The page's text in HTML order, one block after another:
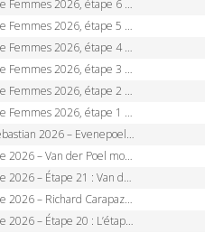
6 – Kim Le Court-Pienaar gagne à Tournon, Reusser en jaune
Vollering gagne à Belleville, Reusser en jaune, Ferrand-Prévot coule
4 – Marlen Reusser écrase le chrono, Ferrand-Prévot en crise
– Sigrid Haugset en solitaire, 88 km d’échappée, maillot jaune
– Lorena Wiebes doublé à Genève, Markus héroïque, 7e record
– Lorena Wiebes intouchable à Lausanne, premier maillot jaune
recordman, 4e victoire, Carapaz battu au sprint
monumental à Paris, Pogacar égale le record des cinq sacres
Pogacar, qui succédera à Wout van Aert sur les Champs-Elysées ?
roi des Alpes, doublé et maillot à pois, Seixas perd le podium
reine, Galibier, Sarenne, Alpe d’Huez, qui succédera à Pogacar ?